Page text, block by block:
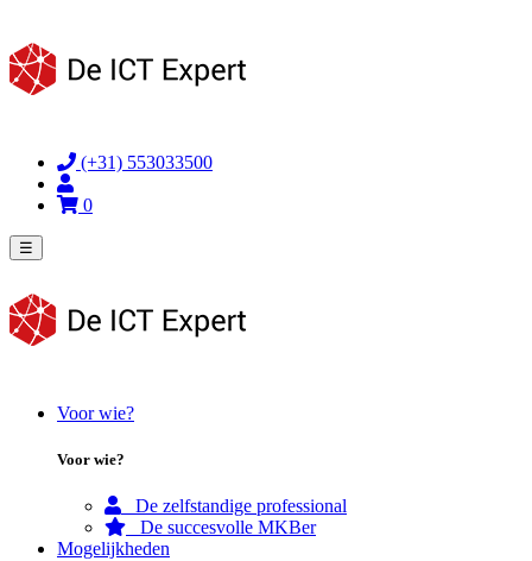
(+31) 553033500
0
☰
Voor wie?
Voor wie?
De zelfstandige professional
De succesvolle MKBer
Mogelijkheden